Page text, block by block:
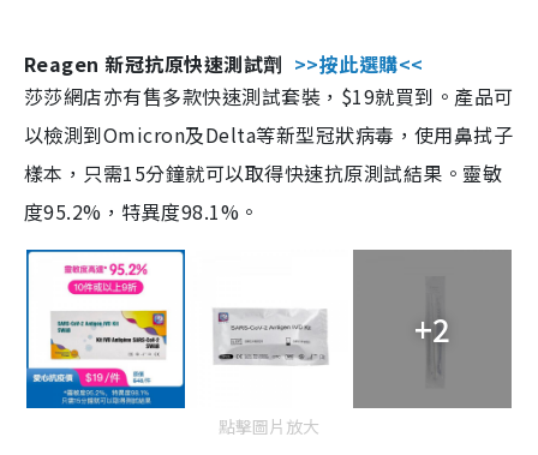
Reagen 新冠抗原快速測試劑 >>按此選購<<
莎莎網店亦有售多款快速測試套裝，$19就買到。產品可
以檢測到Omicron及Delta等新型冠狀病毒，使用鼻拭子
樣本，只需15分鐘就可以取得快速抗原測試結果。靈敏
度95.2%，特異度98.1%。
+2
點擊圖片放大